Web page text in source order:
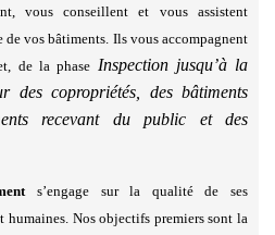
vous conseillent et vous assistent
vos bâtiments. Ils vous accompagnent
de la phaseInspection jusqu’à la
des copropriétés, des bâtiments
recevant du public et des
s’engage sur la qualité de ses
humaines. Nos objectifs premiers sont la